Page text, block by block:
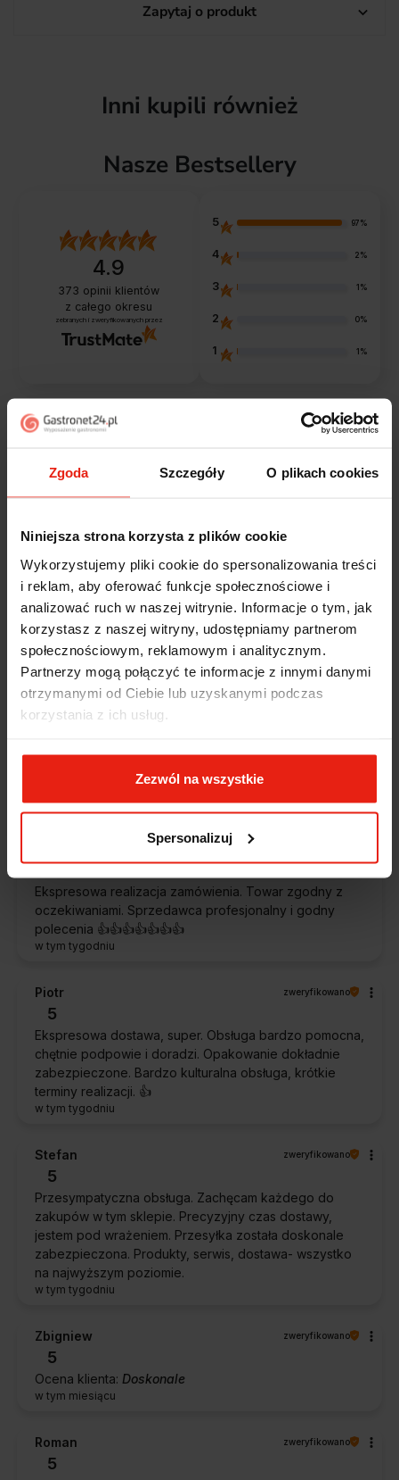
Zgoda Szczegóły O plikach cookies
Niniejsza strona korzysta z plików cookie
Wykorzystujemy pliki cookie do spersonalizowania treści
i reklam, aby oferować funkcje społecznościowe i
analizować ruch w naszej witrynie. Informacje o tym, jak
korzystasz z naszej witryny, udostępniamy partnerom
społecznościowym, reklamowym i analitycznym.
Partnerzy mogą połączyć te informacje z innymi danymi
otrzymanymi od Ciebie lub uzyskanymi podczas
korzystania z ich usług.
Zezwól na wszystkie
Spersonalizuj
Zapytaj o produkt 
Inni kupili również
Nasze Bestsellery
4.9
373 opinii klientów
z całego okresu
zebranych i zweryfikowanych przez
5 97%
4 2%
3 1%
2 0%
1 1%
Jak zbieramy opinie?
Marcin zweryfikowano
5
Polecam szybko sprawnie dobrze zapakowane
Zostałem świetnie obsłużony. Brawa dla pracowników.
w tym tygodniu
w tym tygodniu
5
Ekspresowa realizacja zamówienia. Towar zgodny z
oczekiwaniami. Sprzedawca profesjonalny i godny
polecenia 👍️👍️👍️👍️👍️👍️👍️
w tym tygodniu
Piotr zweryfikowano
5
Ekspresowa dostawa, super. Obsługa bardzo pomocna,
chętnie podpowie i doradzi. Opakowanie dokładnie
zabezpieczone. Bardzo kulturalna obsługa, krótkie
terminy realizacji. 👍️
w tym tygodniu
Stefan zweryfikowano
5
Przesympatyczna obsługa. Zachęcam każdego do
zakupów w tym sklepie. Precyzyjny czas dostawy,
jestem pod wrażeniem. Przesyłka została doskonale
zabezpieczona. Produkty, serwis, dostawa- wszystko
na najwyższym poziomie.
w tym tygodniu
Zbigniew zweryfikowano
5
Ocena klienta: Doskonale
w tym miesiącu
Roman zweryfikowano
5